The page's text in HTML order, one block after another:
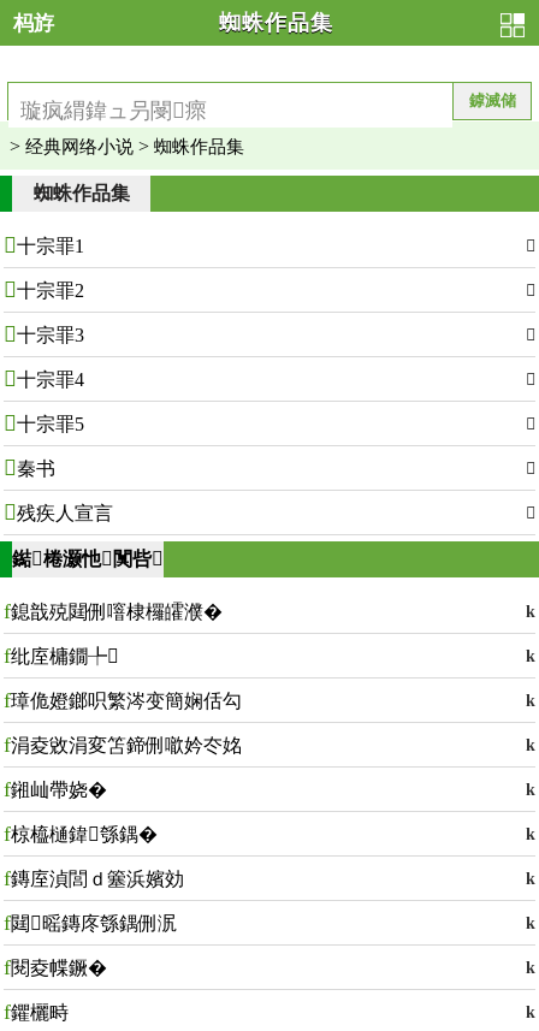
杩斿
蜘蛛作品集
> 经典网络小说 > 蜘蛛作品集
蜘蛛作品集
十宗罪1 
十宗罪2 
十宗罪3 
十宗罪4 
十宗罪5 
秦书 
残疾人宣言 
鐑棬灏忚闃呰
f鎴戠殑閮侀噾棣欏皬濮� k
f纰庢槦鐗╄ k
f璋佹嬁鎯呮繁涔变簡娴佸勾 k
f涓夌敓涓変笘鍗侀噷妗冭姳 k
f鎺屾帶娆� k
f椋橀樋鍏綔鍝� k
f鏄庢湞閭ｄ簺浜嬪効 k
f閮暚鏄庝綔鍝侀泦 k
f閱夌幉鐝� k
f鑺欐畤 k